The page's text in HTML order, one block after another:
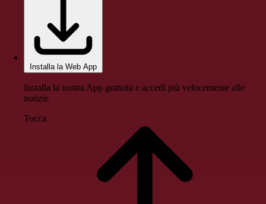
Installa la Web App
Installa la nostra App gratuita e accedi più velocemente alle
notizie
Tocca